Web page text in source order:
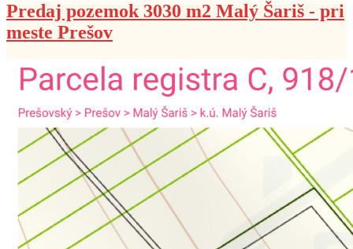
Predaj pozemok 3030 m2 Malý Šariš - pri
meste Prešov